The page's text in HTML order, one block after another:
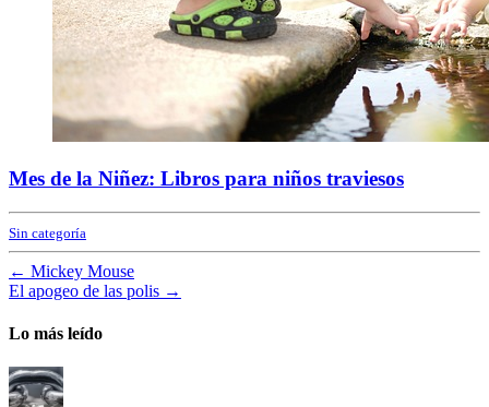
Mes de la Niñez: Libros para niños traviesos
Sin categoría
← Mickey Mouse
El apogeo de las polis →
Lo más leído